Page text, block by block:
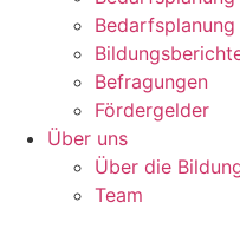
Bedarfsplanung
Befragungen
Förder­gelder
Über uns
Über die
Team